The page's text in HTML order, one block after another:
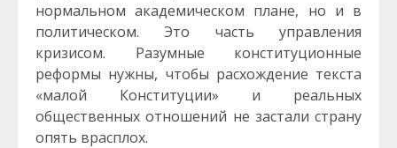
нормальном академическом плане, но и в
политическом. Это часть управления
кризисом. Разумные конституционные
реформы нужны, чтобы расхождение текста
«малой Конституции» и реальных
общественных отношений не застали страну
опять врасплох.